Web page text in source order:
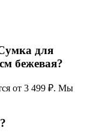
для
бежевая?
от 3 499 ₽. Мы